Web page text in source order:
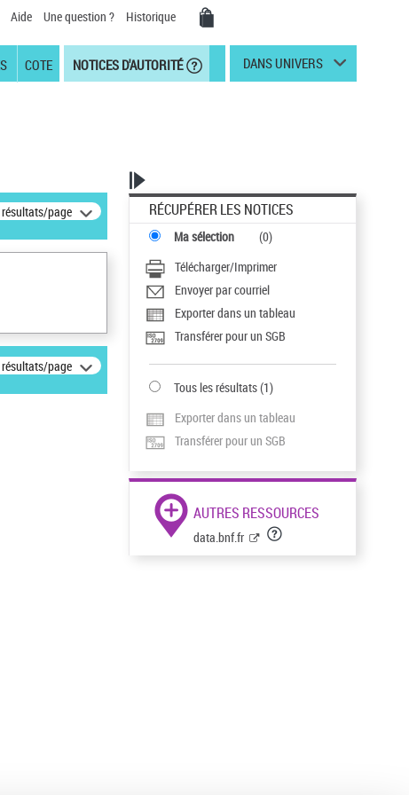
Aide Une question ? Historique
COTE NOTICES D'AUTORITÉ DANS UNIVERS
page
page
RÉCUPÉRER LES NOTICES
Ma sélection (0)
Télécharger/Imprimer
Envoyer par courriel
Exporter dans un tableau
Transférer pour un SGB
Tous les résultats(1)
Exporter dans un tableau
Transférer pour un SGB
AUTRES RESSOURCES
data.bnf.fr